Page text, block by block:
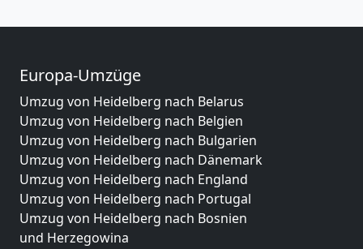
Europa-Umzüge
Umzug von Heidelberg nach Belarus
Umzug von Heidelberg nach Belgien
Umzug von Heidelberg nach Bulgarien
Umzug von Heidelberg nach Dänemark
Umzug von Heidelberg nach England
Umzug von Heidelberg nach Portugal
Umzug von Heidelberg nach Bosnien
und Herzegowina